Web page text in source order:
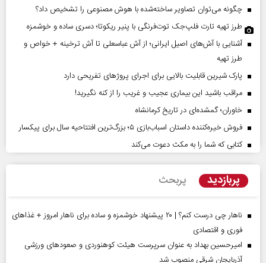
چگونه می‌توان تصاویر ساخته‌شده با هوش مصنوعی را تشخیص داد؟
طرز تهیه تارت فلپ‌جک توت‌فرنگی با پنیر ریکوتا؛ دسری ساده و خوشمزه
آشنایی با آش‌های اصیل ایرانی؛ از آش عباسعلی تا آش ترخینه + خواص و
طرز تهیه
پارک شیرین قابلیت‌ بالایی برای اجرای پروژهای تفریحی دارد
مراقب باشید این بیماری عجیب و غریب را از کنه نگیرید!
خاوران؛ گمشده‌ای در تاریخ کرمانشاه
فروش خیره‌کننده داستان اسباب‌بازی ۵؛ بزرگ‌ترین افتتاحیه سال برای پیکسار
کتابی که شما را به مکث دعوت می‌کند
پربازدید پربحث
ناهار چی درست کنم؟ | ۲۰ پیشنهاد خوشمزه و ساده برای ناهار امروز + غذاهای
فوری و اقتصادی
امیرحسین بهداد به عنوان سرپرست هیئت کوهنوردی و صعودهای ورزشی
آذربایجان شرقی منصوب شد